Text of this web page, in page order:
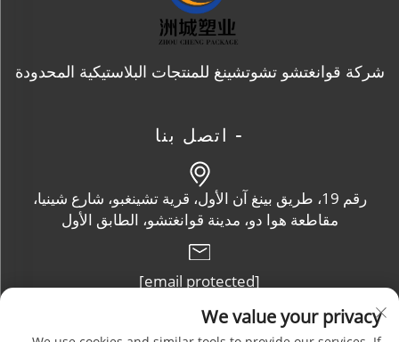
شركة قوانغتشو تشوتشينغ للمنتجات البلاستيكية المحدودة
- اتصل بنا
رقم 19، طريق بينغ آن الأول، قرية تشينغبو، شارع شينيا،
مقاطعة هوا دو، مدينة قوانغتشو، الطابق الأول
[email protected]
We value your privacy